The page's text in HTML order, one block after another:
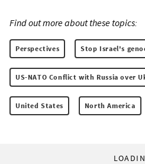
Find out more about these topics:
Perspectives Stop Israel's
US-NATO Conflict with Russia over
United States North America